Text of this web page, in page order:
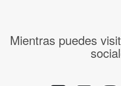
Mientras puedes